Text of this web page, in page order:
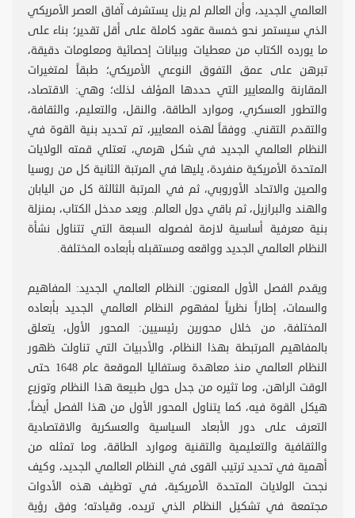
العالمي الجديد، وأن العالم لم يزل يستشرف آفاق العصر الأمريكي
الذي سيستمر نحو خمسة عقود كاملة على أقل تقدير؛ بناء على
ما يورده الكتاب من معطيات وبيانات إحصائية ومعلومات دقيقة،
تبرهن على عمق التفوق النوعي الأمريكي؛ طبقاً لمتغيرات
المقارنة والمعايير التي حددها المؤلف لذلك؛ وهي: الاقتصاد،
والتطور العسكري، وموارد الطاقة، والنقل، والتعليم، والثقافة،
والتقدم التقني. ووفقاً لهذه المعايير، تم تحديد بنية القوة في
النظام العالمي الجديد في شكل هرمي، تعتلي قمته الولايات
المتحدة الأمريكية منفردة، يليها في المرتبة الثانية كل من روسيا
والصين والاتحاد الأوروبي، ثم في المرتبة الثالثة كل من اليابان
والهند والبرازيل، ثم باقي دول العالم. ويعد مدخل الكتاب، بمنزلة
بنية معرفية أساسية لازمة لفصوله السبعة التي تتناول نشأة
النظام العالمي الجديد وواقعه ومستقبله بأبعاده المختلفة.
ويقدم الفصل الأول المعنون: النظام العالمي الجديد: المفاهيم
والسمات، إطاراً نظرياً لمفهوم النظام العالمي الجديد بأبعاده
المختلفة، من خلال محورين رئيسيين: المحور الأول، يتعلق
بالمفاهيم المرتبطة بهذا النظام، والأدبيات التي تناولت ظهور
النظام العالمي منذ معاهدة وستفاليا الموقعة عام 1648 حتى
الوقت الراهن، وما تثيره من جدل حول طبيعة هذا النظام وتوزيع
هيكل القوة فيه، كما يتناول المحور الأول من هذا الفصل أيضاً،
التعرف على دور الأبعاد السياسية والعسكرية والاقتصادية
والثقافية والتعليمية والتقنية وموارد الطاقة، وما تمثله من
أهمية في تحديد ترتيب القوى في النظام العالمي الجديد، وكيف
نجحت الولايات المتحدة الأمريكية، في توظيف هذه الأدوات
مجتمعة في تشكيل النظام الذي تريده، وقيادته؛ وفق رؤية